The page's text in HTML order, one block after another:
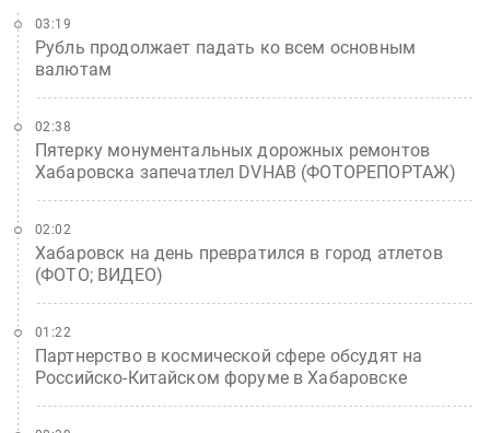
Рубль продолжает падать ко всем основным
валютам
03:19
Пятерку монументальных дорожных ремонтов
Хабаровска запечатлел DVHAB (ФОТОРЕПОРТАЖ)
02:38
Хабаровск на день превратился в город атлетов
(ФОТО; ВИДЕО)
02:02
Партнерство в космической сфере обсудят на
Российско-Китайском форуме в Хабаровске
01:22